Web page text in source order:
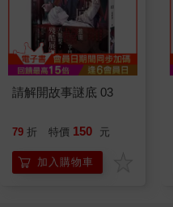
請解開故事謎底 03
79 折 特價 150 元
加入購物車